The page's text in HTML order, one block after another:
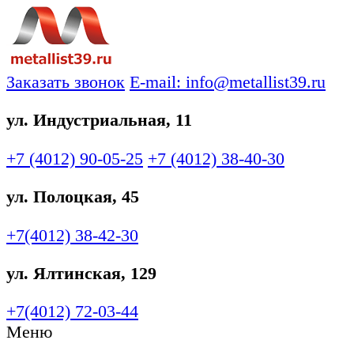
Заказать звонок E-mail: info@metallist39.ru
ул. Индустриальная, 11
+7 (4012) 90-05-25 +7 (4012) 38-40-30
ул. Полоцкая, 45
+7(4012) 38-42-30
ул. Ялтинская, 129
+7(4012) 72-03-44
Меню